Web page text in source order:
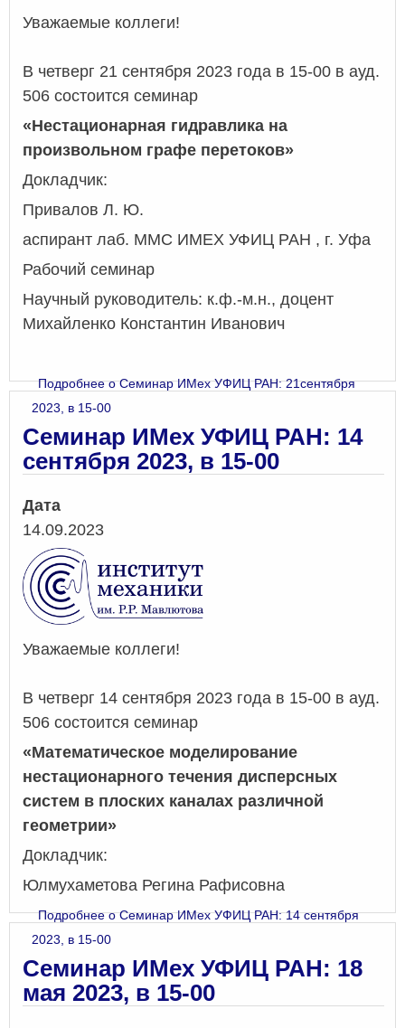
Уважаемые коллеги!
В четверг 21 сентября 2023 года в 15-00 в ауд.
506 состоится семинар
«Нестационарная гидравлика на
произвольном графе перетоков»
Докладчик:
Привалов Л. Ю.
аспирант лаб. ММС ИМЕХ УФИЦ РАН , г. Уфа
Рабочий семинар
Научный руководитель: к.ф.-м.н., доцент
Михайленко Константин Иванович
Подробнеео Семинар ИМех УФИЦ РАН: 21сентября
2023, в 15-00
Семинар ИМех УФИЦ РАН: 14
сентября 2023, в 15-00
Дата
14.09.2023
Уважаемые коллеги!
В четверг 14 сентября 2023 года в 15-00 в ауд.
506 состоится семинар
«Математическое моделирование
нестационарного течения дисперсных
систем в плоских каналах различной
геометрии»
Докладчик:
Юлмухаметова Регина Рафисовна
Подробнеео Семинар ИМех УФИЦ РАН: 14 сентября
2023, в 15-00
Семинар ИМех УФИЦ РАН: 18
мая 2023, в 15-00